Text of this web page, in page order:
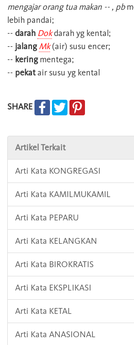
mengajar orang tua makan -- , pb
lebih pandai;
-- darah Dokdarah yg kental;
-- jalang Mk(air) susu encer;
-- keringmentega;
-- pekatair susu yg kental
SHARE
Artikel Terkait
Arti Kata KONGREGASI
Arti Kata KAMILMUKAMIL
Arti Kata PEPARU
Arti Kata KELANGKAN
Arti Kata BIROKRATIS
Arti Kata EKSPLIKASI
Arti Kata KETAL
Arti Kata ANASIONAL